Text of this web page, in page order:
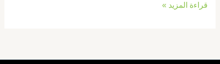
قراءة المزيد »